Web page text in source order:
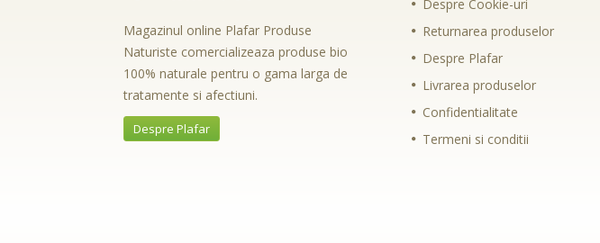
Magazinul online Plafar Produse
Naturiste comercializeaza produse bio
100% naturale pentru o gama larga de
tratamente si afectiuni.
Despre Plafar
Despre Cookie-uri
Returnarea produselor
Despre Plafar
Livrarea produselor
Confidentialitate
Termeni si conditii